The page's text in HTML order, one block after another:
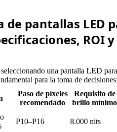
de pantallas LED
ROI
seleccionando una pantalla LED
para la toma de
Paso de píxeles
recomendado
Requisito de
brillo mínimo
P10–P16
8.000 nits